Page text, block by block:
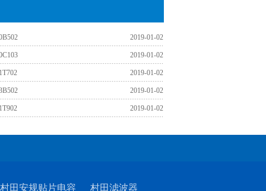
2019-01-02
2019-01-02
2019-01-02
2019-01-02
2019-01-02
村田安规贴片电容 村田滤波器